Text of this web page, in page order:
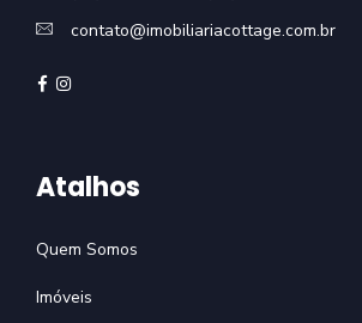
contato@imobiliariacottage.com.br
Atalhos
Quem Somos
Imóveis